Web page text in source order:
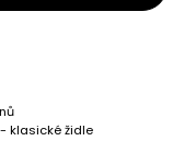
klasické židle